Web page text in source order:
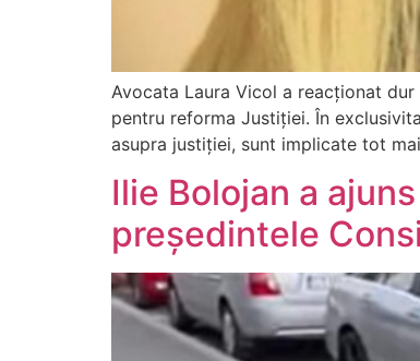
Avocata Laura Vicol a reacționat
pentru reforma Justiției. În
asupra justiției, sunt implicate tot
Ilie Bolojan a
președintele